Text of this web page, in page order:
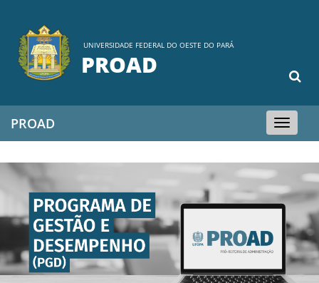
UNIVERSIDADE FEDERAL DO OESTE DO PARÁ
PROAD
Toggle
navigation
PROAD